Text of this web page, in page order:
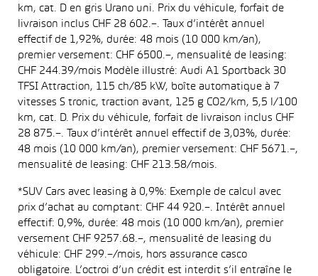
km, cat. D en gris Urano uni. Prix du véhicule, forfait de
livraison inclus CHF 28 602.–. Taux d’intérêt annuel
effectif de 1,92%, durée: 48 mois (10 000 km/an),
premier versement: CHF 6500.–, mensualité de leasing:
CHF 244.39/mois Modèle illustré: Audi A1 Sportback 30
TFSI Attraction, 115 ch/85 kW, boîte automatique à 7
vitesses S tronic, traction avant, 125 g CO2/km, 5,5 l/100
km, cat. D. Prix du véhicule, forfait de livraison inclus CHF
28 875.–. Taux d’intérêt annuel effectif de 3,03%, durée:
48 mois (10 000 km/an), premier versement: CHF 5671.–,
mensualité de leasing: CHF 213.58/mois.
*SUV Cars avec leasing à 0,9%: Exemple de calcul avec
prix d’achat au comptant: CHF 44 920.–. Intérêt annuel
effectif: 0,9%, durée: 48 mois (10 000 km/an), premier
versement CHF 9257.68.–, mensualité de leasing du
véhicule: CHF 299.–/mois, hors assurance casco
obligatoire. L’octroi d’un crédit est interdit s’il entraîne le